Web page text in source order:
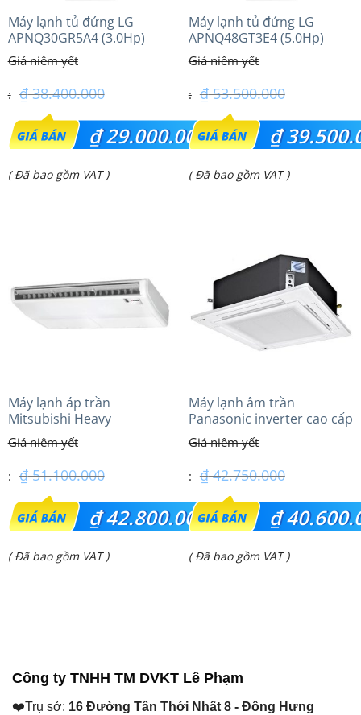
Máy lạnh tủ đứng LG
APNQ30GR5A4 (3.0Hp)
Inverter
₫38.400.000
Giá
gốc
là:
₫29.000.000
Giá
₫ 29.000.000.
( Đã bao gồm VAT )
Máy lạnh tủ đứng LG
APNQ48GT3E4 (5.0Hp)
Inverter
₫53.500.000
Giá
gốc
là:
₫
Giá
₫ 39.500.000.
( Đã bao gồm VAT )
Máy lạnh áp trần
Mitsubishi Heavy
FDE100VG (4.0Hp) Cao cấp
– 3 Pha
₫51.100.000
Giá
gốc
là:
₫42.800.000
Giá
( Đã bao gồm VAT )
Máy lạnh âm trần
Panasonic inverter cao cấp
(5.0Hp) S-3448PU3HA/U-
43PRH1H5
₫42.750.000
Giá
gốc
là:
₫
Giá
( Đã bao gồm VAT )
Công ty TNHH TM DVKT Lê Phạm
❤️Trụ sở: 16 Đường Tân Thới Nhất 8 - Đông Hưng